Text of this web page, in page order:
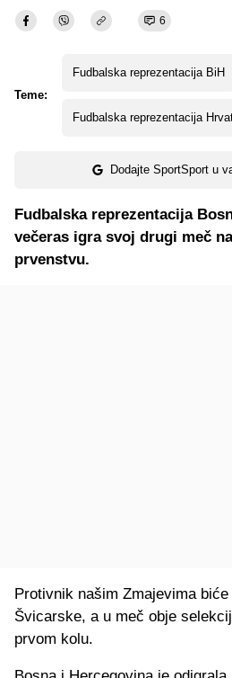
6
Teme:
Fudbalska reprezentacija BiH
Fudbalska reprezentacija
Dodajte SportSport u
Fudbalska reprezentacija
večeras igra svoj drugi meč
prvenstvu.
Protivnik našim Zmajevima
Švicarske, a u meč obje
prvom kolu.